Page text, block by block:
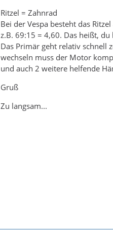
Ritzel = Zahnrad
Bei der Vespa besteht das
z.B. 69:15 = 4,60. Das heißt,
Das Primär geht relativ schnell
wechseln muss der Motor
und auch 2 weitere helfende
Gruß
Zu langsam...